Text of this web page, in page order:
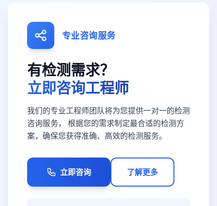
专业咨询服务
有检测需求？
立即咨询工程师
我们的专业工程师团队将为您提供一对一的检测
咨询服务， 根据您的需求制定最合适的检测方
案，确保您获得准确、高效的检测服务。
立即咨询 了解更多